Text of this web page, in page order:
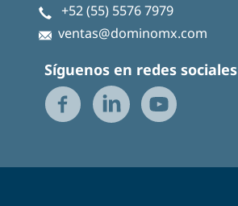
+52 (55) 5576 7979
ventas@dominomx.com
Síguenos en redes sociales